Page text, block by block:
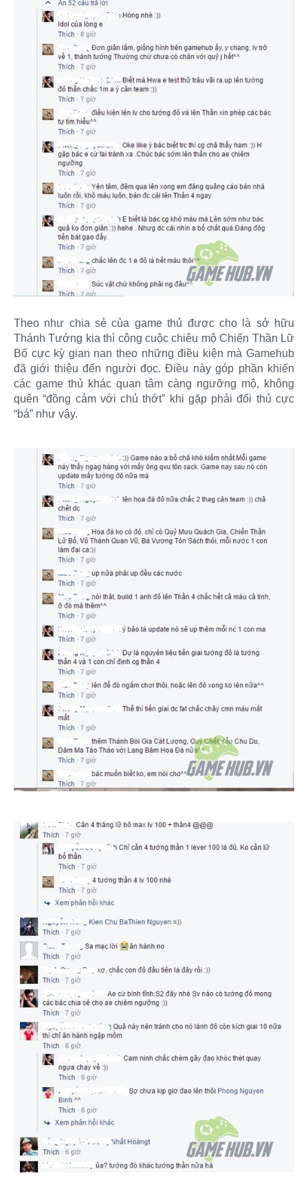
Theo như chia sẻ của game thủ được cho là sở hữu
Thánh Tướng kia thì công cuộc chiêu mộ Chiến Thần Lữ
Bố cực kỳ gian nan theo những điều kiện mà Gamehub
đã giới thiệu đến người đọc. Điều này góp phần khiến
các game thủ khác quan tâm càng ngưỡng mộ, không
quên “đồng cảm với chủ thớt” khi gặp phải đối thủ cực
“bá” như vậy.